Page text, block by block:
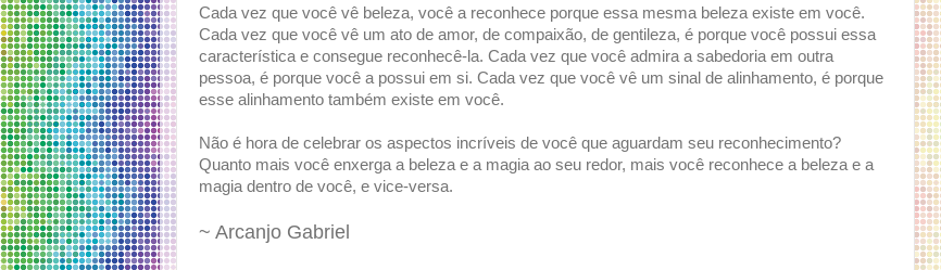
Cada vez que você vê beleza, você a reconhece porque essa mesma beleza existe em você.
Cada vez que você vê um ato de amor, de compaixão, de gentileza, é porque você possui essa
característica e consegue reconhecê-la. Cada vez que você admira a sabedoria em outra
pessoa, é porque você a possui em si. Cada vez que você vê um sinal de alinhamento, é porque
esse alinhamento também existe em você.
Não é hora de celebrar os aspectos incríveis de você que aguardam seu reconhecimento?
Quanto mais você enxerga a beleza e a magia ao seu redor, mais você reconhece a beleza e a
magia dentro de você, e vice-versa.
~ Arcanjo Gabriel